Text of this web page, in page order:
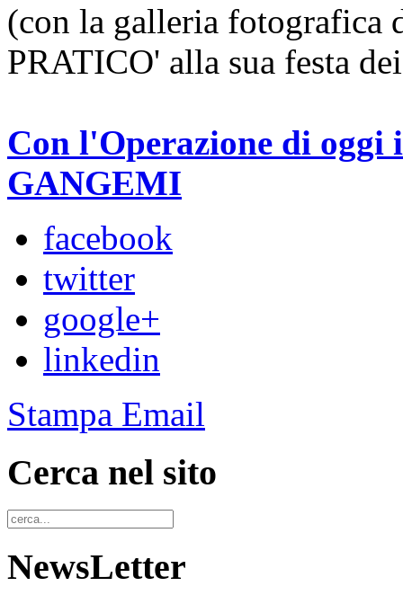
(con la galleria
PRATICO' alla sua festa
Con l'Operazione di oggi
GANGEMI
facebook
twitter
google+
linkedin
Stampa Email
Cerca nel sito
NewsLetter